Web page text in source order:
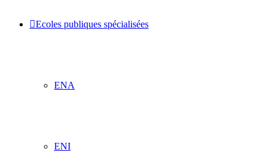
Ecoles publiques spécialisées
ENA
ENI